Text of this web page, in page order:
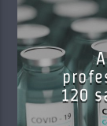
120